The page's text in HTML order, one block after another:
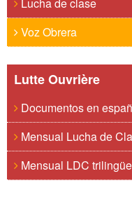
Voz Obrera
Lutte Ouvrière
Documentos en
Mensual Lucha de
Mensual LDC